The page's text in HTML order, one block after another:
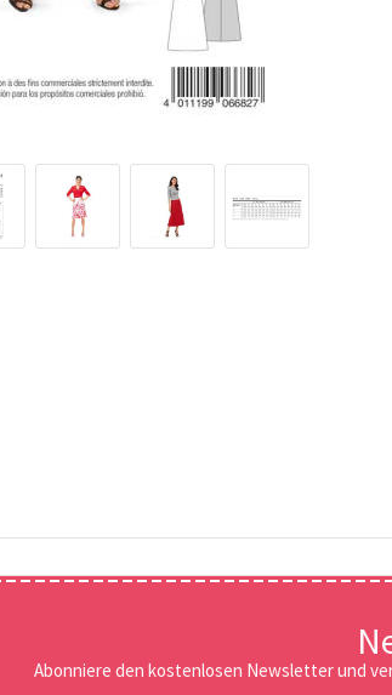
Abonniere den kostenlosen Newsletter und